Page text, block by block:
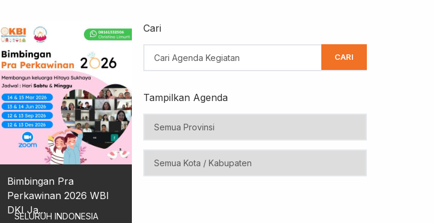
Bimbingan Pra
Perkawinan 2026 WBI
DKI Ja...
SELURUH INDONESIA
Cari
CARI
Tampilkan Agenda